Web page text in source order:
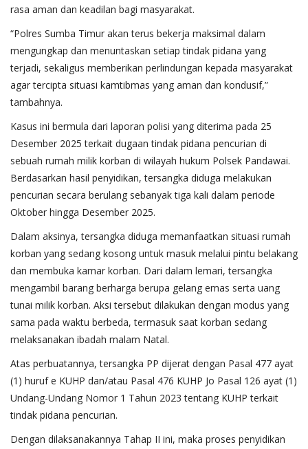
rasa aman dan keadilan bagi masyarakat.
“Polres Sumba Timur akan terus bekerja maksimal dalam
mengungkap dan menuntaskan setiap tindak pidana yang
terjadi, sekaligus memberikan perlindungan kepada masyarakat
agar tercipta situasi kamtibmas yang aman dan kondusif,”
tambahnya.
Kasus ini bermula dari laporan polisi yang diterima pada 25
Desember 2025 terkait dugaan tindak pidana pencurian di
sebuah rumah milik korban di wilayah hukum Polsek Pandawai.
Berdasarkan hasil penyidikan, tersangka diduga melakukan
pencurian secara berulang sebanyak tiga kali dalam periode
Oktober hingga Desember 2025.
Dalam aksinya, tersangka diduga memanfaatkan situasi rumah
korban yang sedang kosong untuk masuk melalui pintu belakang
dan membuka kamar korban. Dari dalam lemari, tersangka
mengambil barang berharga berupa gelang emas serta uang
tunai milik korban. Aksi tersebut dilakukan dengan modus yang
sama pada waktu berbeda, termasuk saat korban sedang
melaksanakan ibadah malam Natal.
Atas perbuatannya, tersangka PP dijerat dengan Pasal 477 ayat
(1) huruf e KUHP dan/atau Pasal 476 KUHP Jo Pasal 126 ayat (1)
Undang-Undang Nomor 1 Tahun 2023 tentang KUHP terkait
tindak pidana pencurian.
Dengan dilaksanakannya Tahap II ini, maka proses penyidikan